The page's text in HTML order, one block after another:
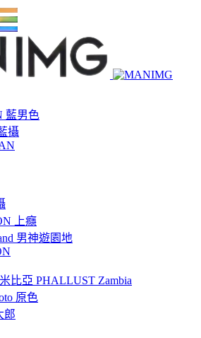
藍男色
攝
上癮
男神遊園地
比亞 PHALLUST Zambia
原色
郎